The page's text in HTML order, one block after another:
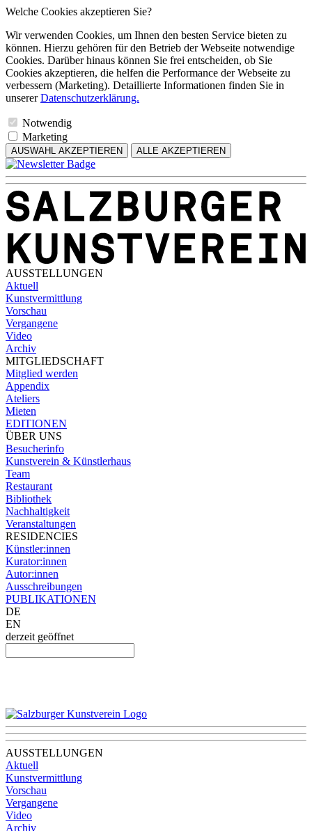
Welche Cookies akzeptieren Sie?
Wir verwenden Cookies, um Ihnen den besten Service bieten zu
können. Hierzu gehören für den Betrieb der Webseite notwendige
Cookies. Darüber hinaus können Sie frei entscheiden, ob Sie
Cookies akzeptieren, die helfen die Performance der Webseite zu
verbessern (Marketing). Detaillierte Informationen finden Sie in
unsererDatenschutzerklärung.
Notwendig
Marketing
AUSWAHL AKZEPTIEREN ALLE AKZEPTIEREN
AUSSTELLUNGEN
Aktuell
Kunstvermittlung
Vorschau
Vergangene
Video
Archiv
MITGLIEDSCHAFT
Mitglied werden
Appendix
Ateliers
Mieten
EDITIONEN
ÜBER UNS
Besucherinfo
Kunstverein & Künstlerhaus
Team
Restaurant
Bibliothek
Nachhaltigkeit
Veranstaltungen
RESIDENCIES
Künstler:innen
Kurator:innen
Autor:innen
Ausschreibungen
PUBLIKATIONEN
DE
EN
derzeit geöffnet
AUSSTELLUNGEN
Aktuell
Kunstvermittlung
Vorschau
Vergangene
Video
Archiv